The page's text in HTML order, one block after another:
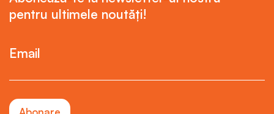
pentru ultimele noutăți!
Email